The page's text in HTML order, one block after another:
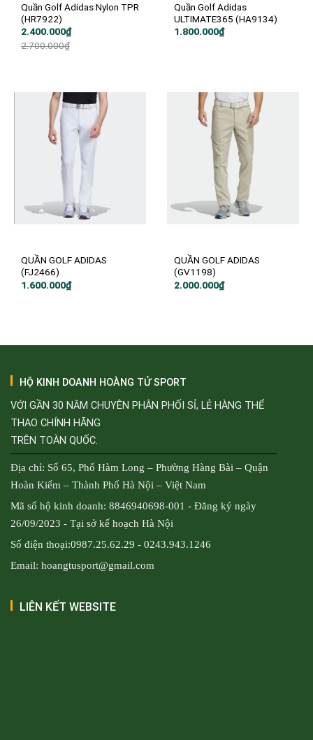
Quần Golf Adidas Nylon TPR
(HR7922)
2.700.000₫
Giá
là:
2.400.000₫
Giá
tại
Quần Golf Adidas
ULTIMATE365 (HA9134)
1.800.000₫
QUẦN GOLF ADIDAS
(FJ2466)
1.600.000₫
QUẦN GOLF ADIDAS
(GV1198)
2.000.000₫
HỘ KINH DOANH HOÀNG TỬ SPORT
VỚI GẦN 30 NĂM CHUYÊN PHÂN PHỐI SỈ, LẺ HÀNG THỂ
THAO CHÍNH HÃNG
TRÊN TOÀN QUỐC.
Địa chỉ: Số 65, Phố Hàm Long – Phường Hàng Bài – Quận
Hoàn Kiếm – Thành Phố Hà Nội – Việt Nam
Mã số hộ kinh doanh: 8846940698-001 - Đăng ký ngày
26/09/2023 - Tại sở kế hoạch Hà Nội
Số điện thoại:0987.25.62.29 - 0243.943.1246
Email: hoangtusport@gmail.com
LIÊN KẾT WEBSITE